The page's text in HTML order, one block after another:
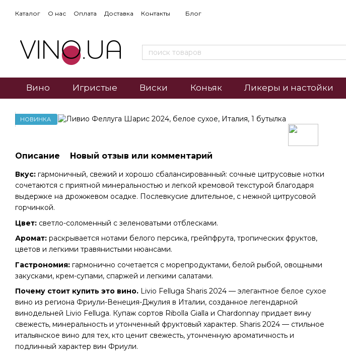
Каталог О нас Оплата Доставка Контакты Блог
Вино Игристые Виски Коньяк Ликеры и настойки
НОВИНКА
Описание Новый отзыв или комментарий
Вкус: гармоничный, свежий и хорошо сбалансированный: сочные цитрусовые нотки
сочетаются с приятной минеральностью и легкой кремовой текстурой благодаря
выдержке на дрожжевом осадке. Послевкусие длительное, с нежной цитрусовой
горчинкой.
Цвет: светло-соломенный с зеленоватыми отблесками.
Аромат: раскрывается нотами белого персика, грейпфрута, тропических фруктов,
цветов и легкими травянистыми нюансами.
Гастрономия: гармонично сочетается с морепродуктами, белой рыбой, овощными
закусками, крем-супами, спаржей и легкими салатами.
Почему стоит купить это вино. Livio Felluga Sharis 2024 — элегантное белое сухое
вино из региона Фриули-Венеция-Джулия в Италии, созданное легендарной
винодельней Livio Felluga. Купаж сортов Ribolla Gialla и Chardonnay придает вину
свежесть, минеральность и утонченный фруктовый характер. Sharis 2024 — стильное
итальянское вино для тех, кто ценит свежесть, утонченную ароматичность и
подлинный характер вин Фриули.